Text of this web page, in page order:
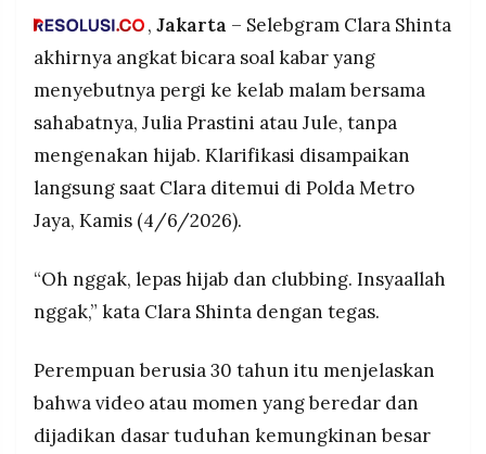
KAMI
©
PT.
PRAMUDITA
©
Resolusi.co
-
2026
menjelaskan video yang beredar kemungkinan
pribadinya.
Clara juga menepis isu Jule hamil, dan menyebut
kabar-kabar miring yang beredar sudah tidak lagi
mengejutkannya sebagai publik figur.
Klarifikasi ini disampaikan saat Clara hadir di
Polda Metro Jaya, bersamaan dengan laporan
polisi yang diajukannya terhadap mantan suami
, Jakarta – Selebgram Clara Shinta
akhirnya angkat bicara soal kabar yang
menyebutnya pergi ke kelab malam bersama
sahabatnya, Julia Prastini atau Jule, tanpa
mengenakan hijab. Klarifikasi disampaikan
langsung saat Clara ditemui di Polda Metro
Jaya, Kamis (4/6/2026).
“Oh nggak, lepas hijab dan clubbing. Insyaallah
nggak,” kata Clara Shinta dengan tegas.
Perempuan berusia 30 tahun itu menjelaskan
bahwa video atau momen yang beredar dan
dijadikan dasar tuduhan kemungkinan besar